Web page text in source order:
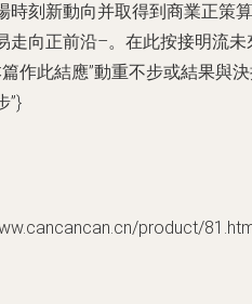
時刻新動向并取得到商業正策算
走向正前沿–。在此按接明流未
作此結應”動重不步或結果與
”}
product/